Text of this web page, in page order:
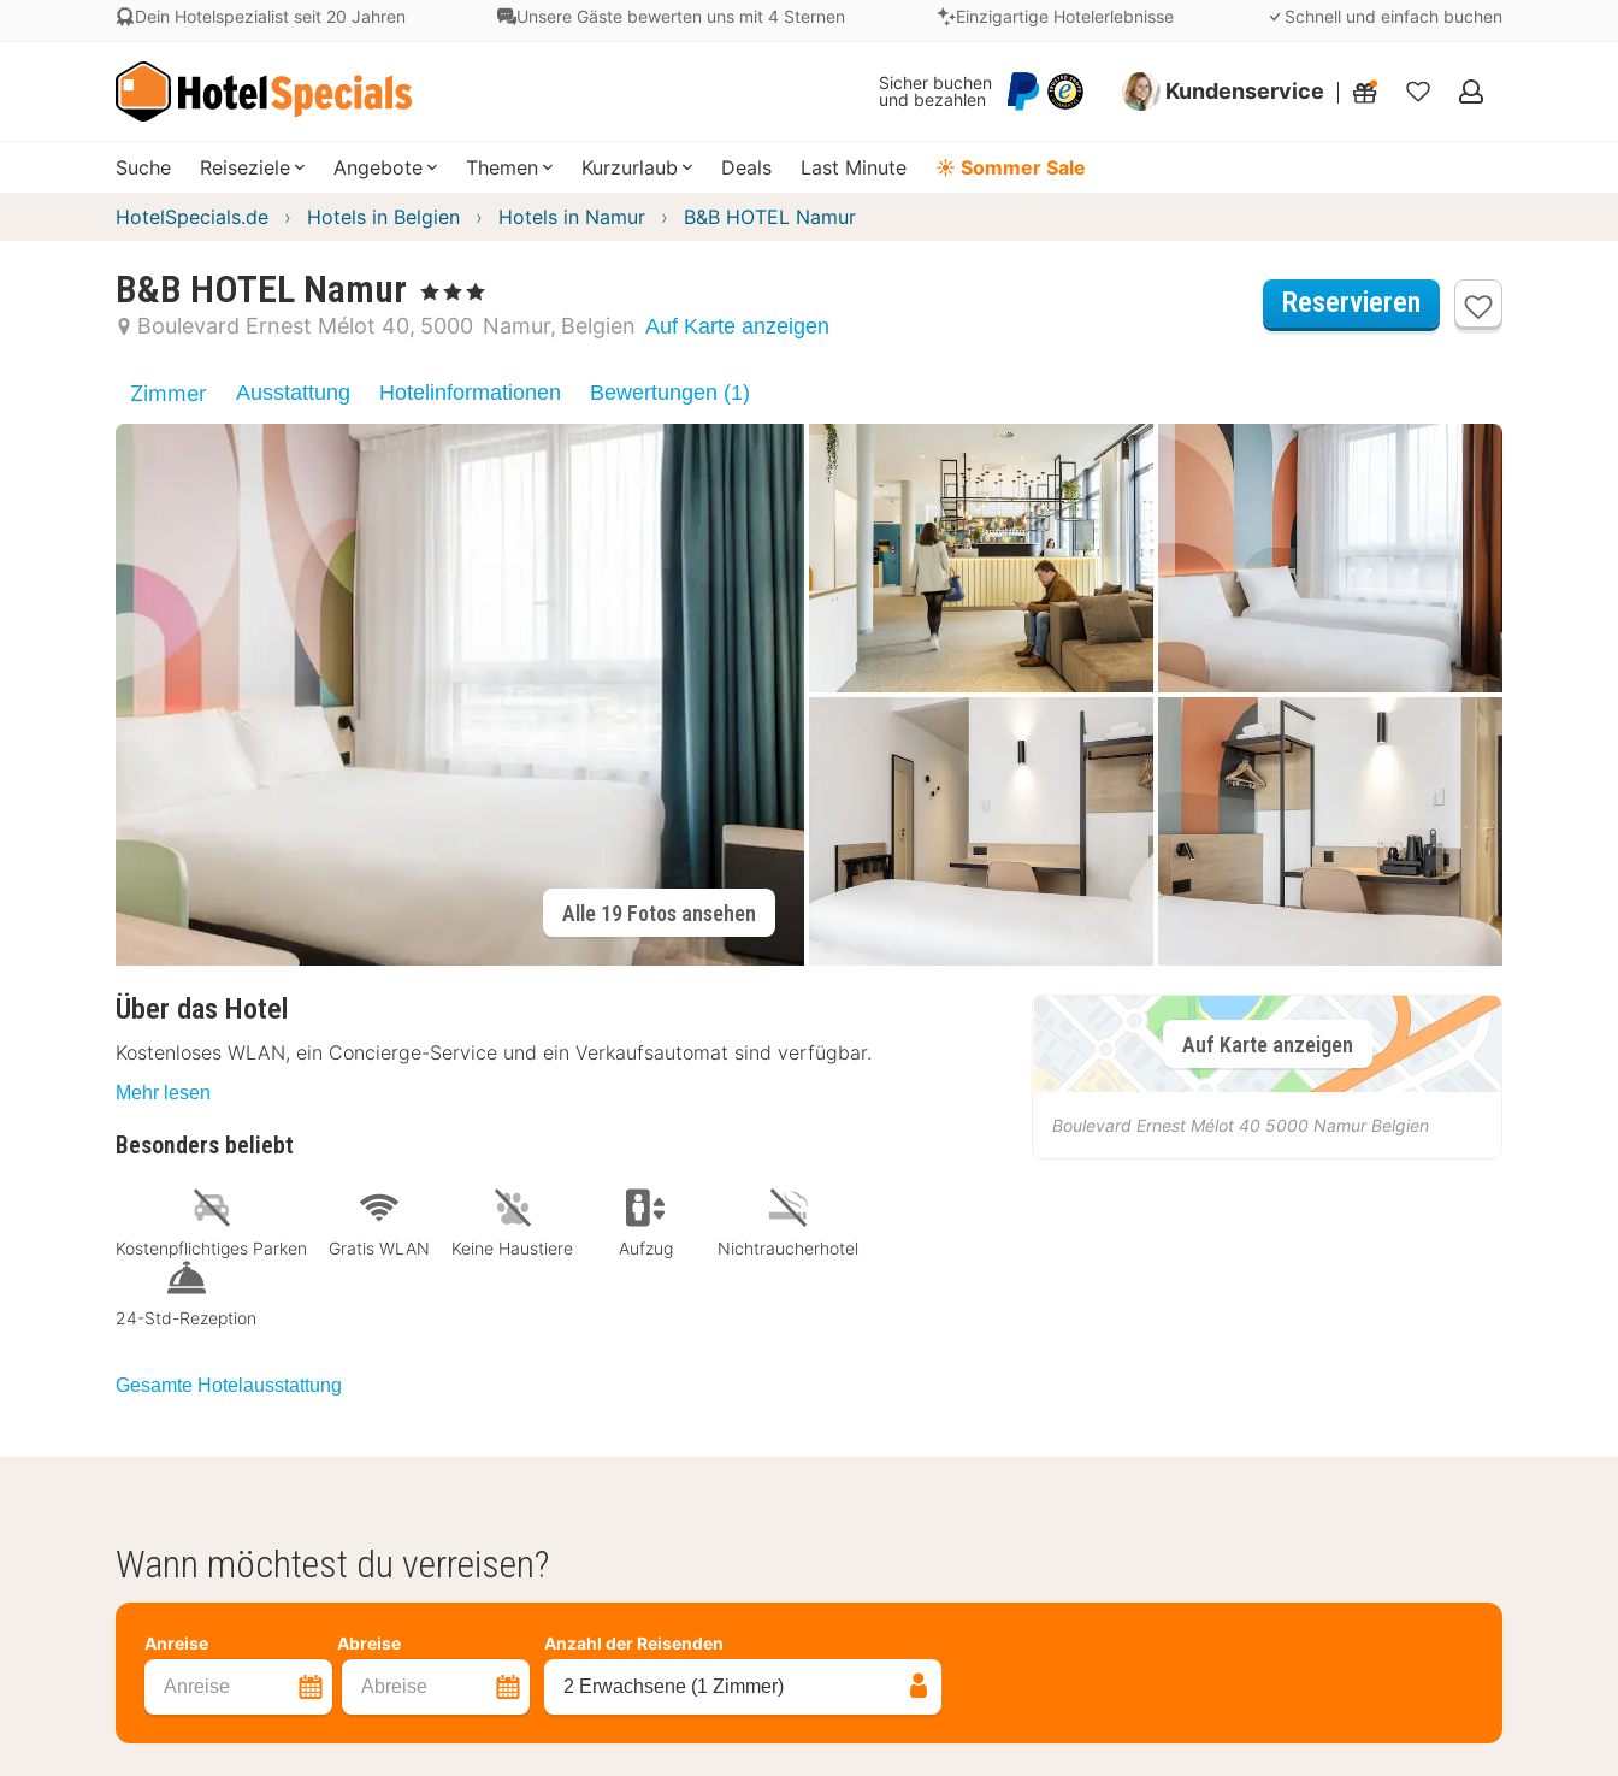
Dein Hotelspezialist seit 20 Jahren Unsere Gäste bewerten uns mit 4 Sternen Einzigartige Hotelerlebnisse Schnell und einfach buchen
Sicher buchen
und bezahlen
Kundenservice
Meine
Suche Reiseziele Angebote Themen Kurzurlaub Deals Last Minute ☀️ Sommer Sale
HotelSpecials.de Hotels in Belgien Hotels in Namur B&B HOTEL Namur
B&B HOTEL Namur , 3 Sterne
Boulevard Ernest Mélot 40 5000 Namur Belgien Auf Karte anzeigen
Reservieren
Zimmer Ausstattung Hotelinformationen Bewertungen (1)
Alle 19 Fotos ansehen
Über das Hotel
Kostenloses WLAN, ein Concierge-Service und ein Verkaufsautomat sind verfügbar.
Mehr lesen
Besonders beliebt
Kostenpflichtiges Parken Gratis WLAN Keine Haustiere Aufzug Nichtraucherhotel
24-Std-Rezeption
Gesamte Hotelausstattung
Auf Karte anzeigen
Boulevard Ernest Mélot 40 5000 Namur Belgien
Wann möchtest du verreisen?
Anreise Abreise
Anreise Abreise
Anzahl der Reisenden
2 Erwachsene (1 Zimmer)